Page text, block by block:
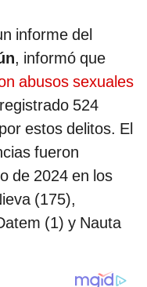
informe del
, informó que
abusos sexuales
524
estos delitos. El
fueron
de 2024 en los
(175),
(1) y Nauta